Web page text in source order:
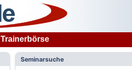
Trainerbörse
Seminarsuche